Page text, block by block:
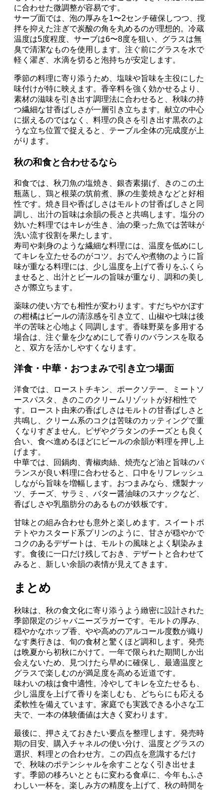
に合わせた微調整が容易です。
サーブ面では、泡の厚みを1〜2センチ確保しつつ、撹
拌を抑えた注ぎで炭酸の角を丸めるのが理想的。冷蔵
温度は5度程度、サーブは6〜8度を狙い、グラスは無
臭で清潔なものを使用します。注ぐ前にグラスを水で
軽く濯ぎ、水滴を切ると泡持ちが安定します。
季節の料理に寄り添うため、塩味や旨味を主役にした
味付けが特に映えます。香辛料を強く効かせるより、
素材の滋味を引き出す調理法に合わせると、秋味の持
つ繊細な甘香ばしさが一層引き立ちます。献立の中心
に据えるのではなく、料理の良さを引き出す黒衣のよ
うな立ち位置で捉えると、テーブル全体の完成度が上
がります。
秋の和食と合わせるなら
和食では、秋刀魚の塩焼き、銀杏素揚げ、きのこの土
瓶蒸し、鶏と根菜の筑前煮、豚の生姜焼きなどと好相
性です。焼き目や香ばしさはモルトの甘香ばしさと同
調し、出汁の旨味は余韻の長さと共鳴します。塩分の
効いた料理ではキレが生き、油の乗った魚では苦味が
洗い流す役割を果たします。
寿司や刺身のような繊細な料理には、温度を低めにし
てキレを立たせるのがコツ。おでんや煮物のように旨
味が重なる料理には、少し温度を上げて香りをふくら
ませると、出汁とビールの旨味が重なり、調和の美し
さが際立ちます。
薬味の使い方でも相性が変わります。すだちやかぼす
の柑橘はビールの清涼感を引き立て、山椒や七味は後
半の苦味と心地よく同調します。香味野菜を多用する
場合は、注ぐ量を少なめにして香りのバランスを取る
と、双方を活かしやすくなります。
洋食・中華・おつまみで引き立つ場面
洋食では、ローストチキン、ポークソテー、ミートソ
ースパスタ、きのこのクリームリゾットが好相性で
す。ロースト由来の香ばしさはモルトの甘香ばしさと
共鳴し、クリーム系のコクは苦味のカッティングで重
くなりすぎません。ピザやグラタンのチーズとも良く
合い、食べ進めるほどにビールの余韻が料理を押し上
げます。
中華では、回鍋肉、青椒肉絲、焼売など油と旨味のバ
ランスが良い料理に合わせると、口中をリフレッシュ
しながら旨味を増幅します。おつまみなら、燻製ナッ
ツ、チーズ、サラミ、バター醤油味のスナックなど、
香ばしさや乳脂肪分のあるものが鉄板です。
甘味との組み合わせも意外と楽しめます。スイートポ
テトやカスタード系プリンのように、甘さが穏やかで
コクのあるデザートは、モルトの風味とよく馴染みま
す。食後に一口だけ残しておき、デザートと合わせて
みると、新しい余韻の表情が見えてきます。
まとめ
秋味は、秋の食文化に寄り添うよう緻密に設計された
季節限定のジャパニーズラガーです。モルトの厚み、
穏やかなホップ香、やや高めのアルコール度数が織り
なす奥行きは、旬の食材と驚くほど調和します。発売
は晩夏から初秋にかけて。一年で限られた期間しか出
会えないため、見つけたら早めに確保し、最適温度と
グラスで楽しむのが満足度を高める近道です。
味わいの核は食中適性。冷やしてキレを立たせるも、
少し温度を上げて香りを楽しむも、どちらにも応える
柔軟性を備えています。家庭でも実践できる小さな工
夫で、一本の体験価値は大きく変わります。
最後に、押さえておきたい要点を整理します。発売時
期の目安、購入チャネルの使い分け、温度とグラスの
選択、料理との合わせ方。この四点を意識するだけ
で、秋味のポテンシャルを余すことなく引き出せま
す。季節の移ろいとともに変わる食卓に、今年もふさ
わしい一杯を。楽しみ方の精度を上げて、秋の時間を